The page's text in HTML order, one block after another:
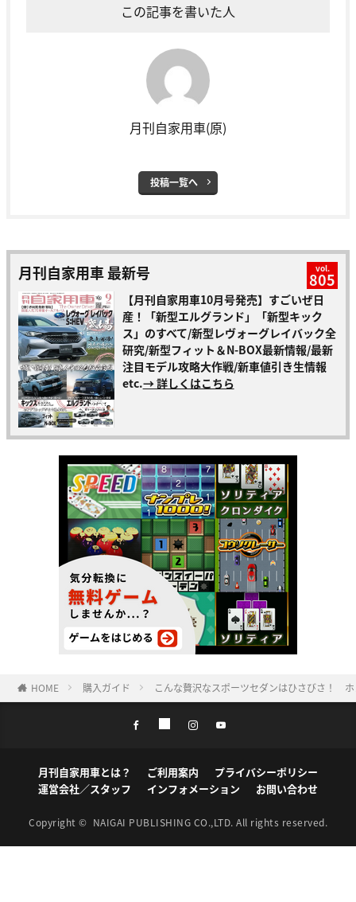
この記事を書いた人
月刊自家用車(原)
投稿一覧へ
月刊自家用車 最新号 vol.
805
【月刊自家用車10月号発売】すごいぜ日
産！「新型エルグランド」「新型キック
ス」のすべて/新型レヴォーグレイバック全
研究/新型フィット＆N-BOX最新情報/最新
注目モデル攻略大作戦/新車値引き生情報
etc.→ 詳しくはこちら
HOME 購入ガイド こんな贅沢なスポーツセダンはひさびさ！
月刊自家用車とは？ ご利用案内
プライバシーポリシー
運営会社／スタッフ
インフォメーション お問い合わせ
Copyright © NAIGAI PUBLISHING CO.,LTD. All rights reserved.